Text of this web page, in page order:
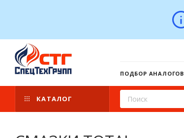
ПОДБОР АНАЛОГОВ
КАТАЛОГ